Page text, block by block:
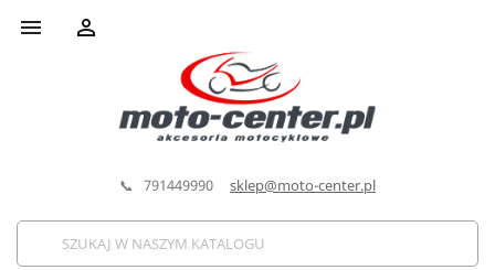
 
📞 791449990 sklep@moto-center.pl